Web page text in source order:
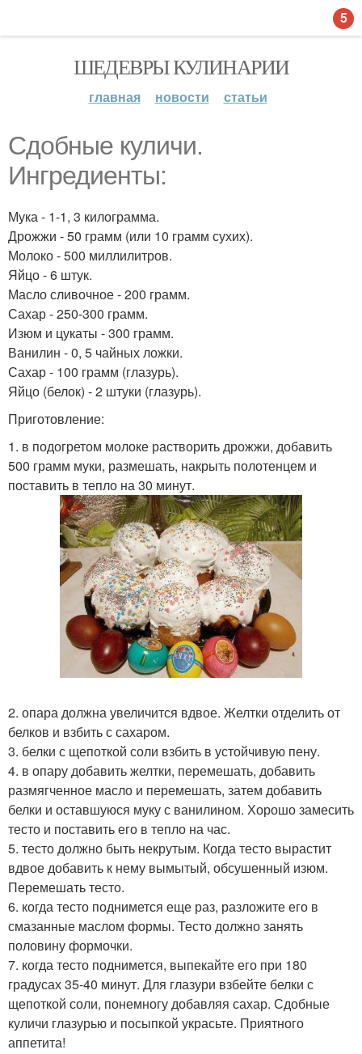
ШЕДЕВРЫ КУЛИНАРИИ
главная новости статьи
Сдобные куличи.
Ингредиенты:
Мука - 1-1, 3 килограмма.
Дрожжи - 50 грамм (или 10 грамм сухих).
Молоко - 500 миллилитров.
Яйцо - 6 штук.
Масло сливочное - 200 грамм.
Сахар - 250-300 грамм.
Изюм и цукаты - 300 грамм.
Ванилин - 0, 5 чайных ложки.
Сахар - 100 грамм (глазурь).
Яйцо (белок) - 2 штуки (глазурь).
Приготовление:
1. в подогретом молоке растворить дрожжи, добавить
500 грамм муки, размешать, накрыть полотенцем и
поставить в тепло на 30 минут.
2. опара должна увеличится вдвое. Желтки отделить от
белков и взбить с сахаром.
3. белки с щепоткой соли взбить в устойчивую пену.
4. в опару добавить желтки, перемешать, добавить
размягченное масло и перемешать, затем добавить
белки и оставшуюся муку с ванилином. Хорошо замесить
тесто и поставить его в тепло на час.
5. тесто должно быть некрутым. Когда тесто вырастит
вдвое добавить к нему вымытый, обсушенный изюм.
Перемешать тесто.
6. когда тесто поднимется еще раз, разложите его в
смазанные маслом формы. Тесто должно занять
половину формочки.
7. когда тесто поднимется, выпекайте его при 180
градусах 35-40 минут. Для глазури взбейте белки с
щепоткой соли, понемногу добавляя сахар. Сдобные
куличи глазурью и посыпкой украсьте. Приятного
аппетита!
5